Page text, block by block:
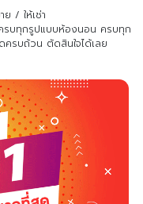
ย / ให้เช่า
รบทุกรูปแบบห้องนอน ครบทุก
ครบถ้วน ตัดสินใจได้เลย